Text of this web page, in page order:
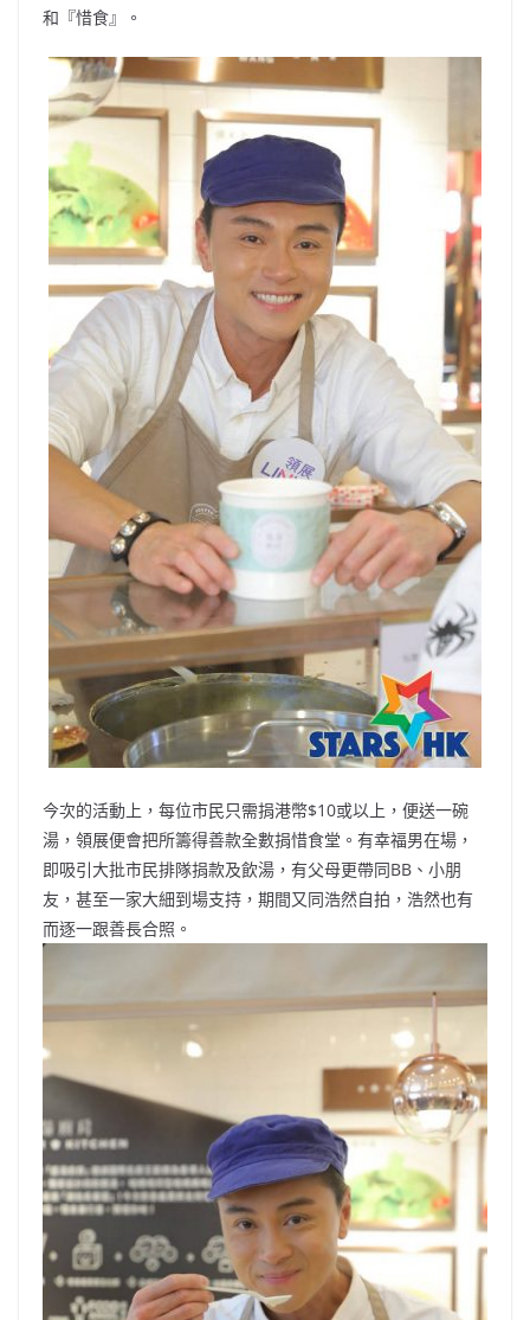
和『惜食』。
今次的活動上，每位市民只需捐港幣$10或以上，便送一碗
湯，領展便會把所籌得善款全數捐惜食堂。有幸福男在場，
即吸引大批市民排隊捐款及飲湯，有父母更帶同BB、小朋
友，甚至一家大細到場支持，期間又同浩然自拍，浩然也有
而逐一跟善長合照。